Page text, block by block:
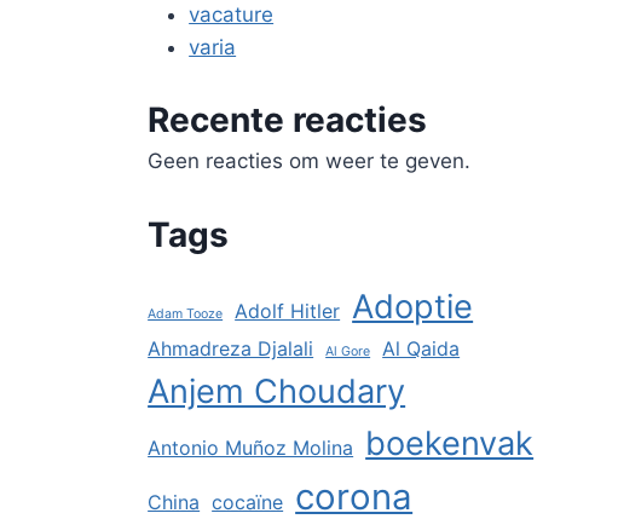
vacature
varia
Recente reacties
Geen reacties om weer te geven.
Tags
Adam Tooze Adolf Hitler Adoptie
Ahmadreza Djalali Al Gore Al Qaida
Anjem Choudary
Antonio Muñoz Molina boekenvak
China cocaïne corona